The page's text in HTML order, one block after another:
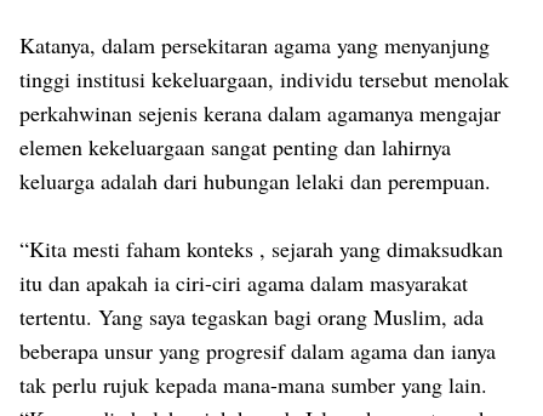
Katanya, dalam persekitaran agama yang menyanjung
tinggi institusi kekeluargaan, individu tersebut menolak
perkahwinan sejenis kerana dalam agamanya mengajar
elemen kekeluargaan sangat penting dan lahirnya
keluarga adalah dari hubungan lelaki dan perempuan.
“Kita mesti faham konteks , sejarah yang dimaksudkan
itu dan apakah ia ciri-ciri agama dalam masyarakat
tertentu. Yang saya tegaskan bagi orang Muslim, ada
beberapa unsur yang progresif dalam agama dan ianya
tak perlu rujuk kepada mana-mana sumber yang lain.